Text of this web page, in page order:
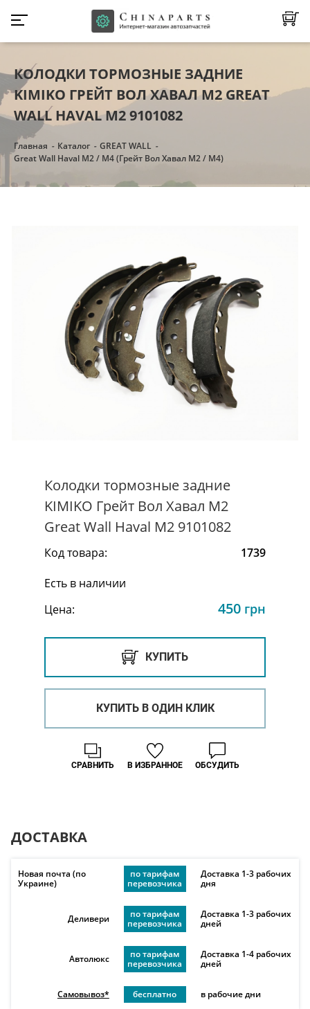
КОЛОДКИ ТОРМОЗНЫЕ ЗАДНИЕ
KIMIKO ГРЕЙТ ВОЛ ХАВАЛ М2 GREAT
WALL HAVAL M2 9101082
Главная Каталог
GREAT WALL
Great Wall Haval M2 / M4 (Грейт Вол Хавал М2 / М4)
Колодки тормозные задние
KIMIKO Грейт Вол Хавал М2
Great Wall Haval M2 9101082
Код товара:
1739
Есть в наличии
Цена:
450 грн
КУПИТЬ
КУПИТЬ В ОДИН КЛИК
В ИЗБРАННОЕ
СРАВНИТЬ ОБСУДИТЬ
ДОСТАВКА
Новая почта (по
Украине)
по тарифам
перевозчика
Доставка 1-3 рабочих
дня
Деливери
по тарифам
перевозчика
Доставка 1-3 рабочих
дней
Автолюкс
по тарифам
перевозчика
Доставка 1-4 рабочих
дней
Самовывоз* бесплатно в рабочие дни